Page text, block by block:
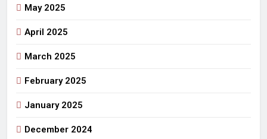
May 2025
April 2025
March 2025
February 2025
January 2025
December 2024